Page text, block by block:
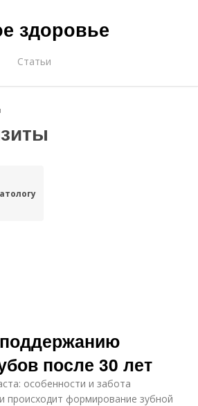
здоровье
Статьи
после 30 лет
особенности и забота
происходит формирование зубной